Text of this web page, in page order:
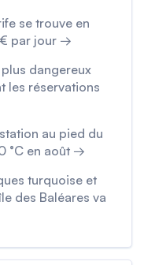
se trouve en
par jour →
dangereux
les réservations
au pied du
°C en août →
turquoise et
des Baléares va